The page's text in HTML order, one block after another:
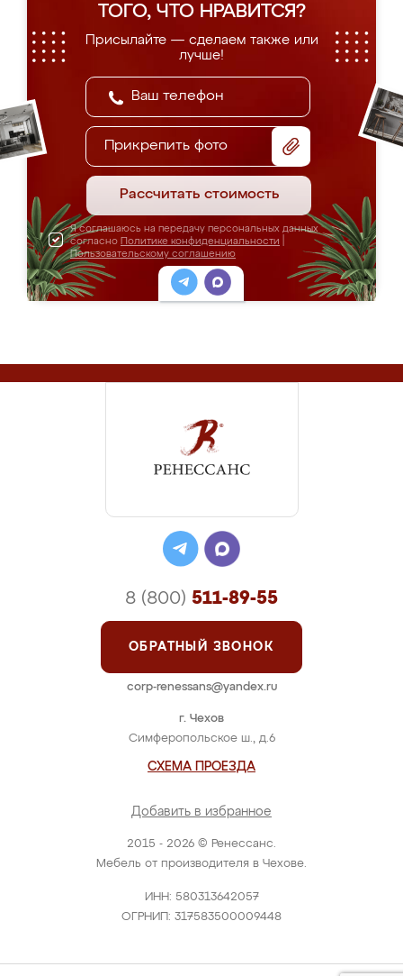
ТОГО, ЧТО НРАВИТСЯ?
Присылайте — сделаем также или
лучше!
Прикрепить фото
Рассчитать стоимость
Я соглашаюсь на передачу персональных данных
согласно Политике конфиденциальности
Пользовательскому соглашению
2015 - 2026 © Ренессанс.
Мебель от производителя в Чехове.
ИНН: 580313642057
ОГРНИП: 317583500009448
г. Чехов
Симферопольское ш., д.6
СХЕМА ПРОЕЗДА
Добавить в избранное
8 (800) 511-89-55
ОБРАТНЫЙ ЗВОНОК
corp-renessans@yandex.ru